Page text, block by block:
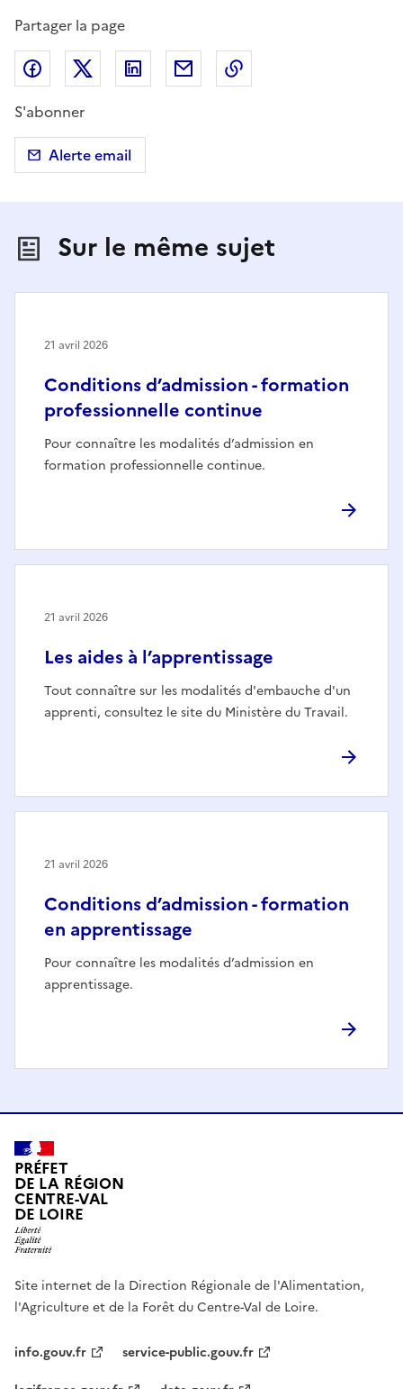
Partager la page
Partager sur Facebook
Partager sur X (anciennement Twitter)
Partager sur LinkedIn
Partager par email
S'abonner
Alerte email
Sur le même sujet
Conditions d’admission - formation
professionnelle continue
Pour connaître les modalités d’admission en
formation professionnelle continue.
21 avril 2026
Les aides à l’apprentissage
Tout connaître sur les modalités d'embauche d'un
apprenti, consultez le site du Ministère du Travail.
21 avril 2026
Conditions d’admission - formation
en apprentissage
Pour connaître les modalités d’admission en
apprentissage.
21 avril 2026
PRÉFET
DE LA RÉGION
CENTRE-VAL
DE LOIRE
Site internet de la Direction Régionale de l'Alimentation,
l'Agriculture et de la Forêt du Centre-Val de Loire.
info.gouv.fr
service-public.gouv.fr